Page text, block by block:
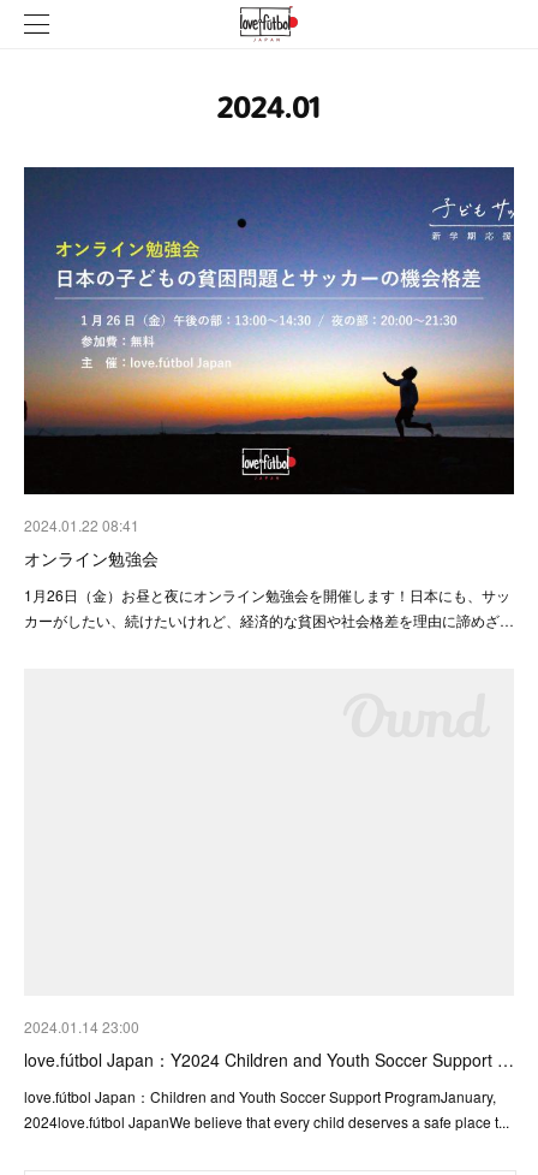
2024.01
2024.01.22 08:41
オンライン勉強会
1月26日（金）お昼と夜にオンライン勉強会を開催します！日本にも、サッ
カーがしたい、続けたいけれど、経済的な貧困や社会格差を理由に諦めざ…
2024.01.14 23:00
love.fútbol Japan：Y2024 Children and Youth Soccer Support …
love.fútbol Japan：Children and Youth Soccer Support ProgramJanuary,
2024love.fútbol JapanWe believe that every child deserves a safe place t...